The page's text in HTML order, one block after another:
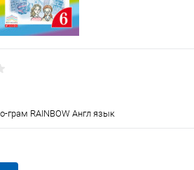
грам RAINBOW Англ язык